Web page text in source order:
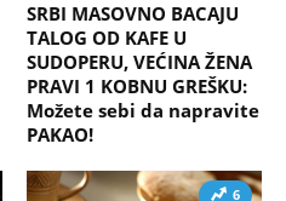
SRBI MASOVNO BACAJU
TALOG OD KAFE U
SUDOPERU, VEĆINA ŽENA
PRAVI 1 KOBNU GREŠKU:
Možete sebi da napravite
PAKAO!
6